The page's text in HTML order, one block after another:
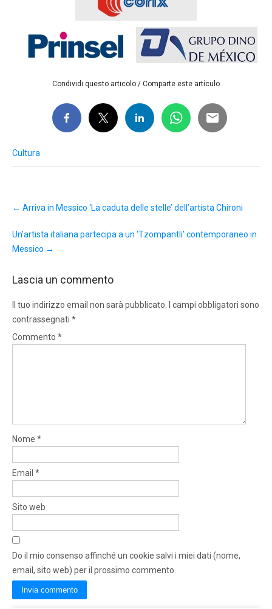
Condividi questo articolo / Comparte este artículo
Cultura
navigation
← Arriva in Messico ‘La caduta delle stelle’ dell’artista Chironi
Un’artista italiana partecipa a un ‘Tzompantli’ contemporaneo in
Messico →
Lascia un commento
Il tuo indirizzo email non sarà pubblicato.
I campi obbligatori sono
contrassegnati *
Commento *
Nome *
Email *
Sito web
Do il mio consenso affinché un cookie salvi i miei dati (nome,
email, sito web) per il prossimo commento.